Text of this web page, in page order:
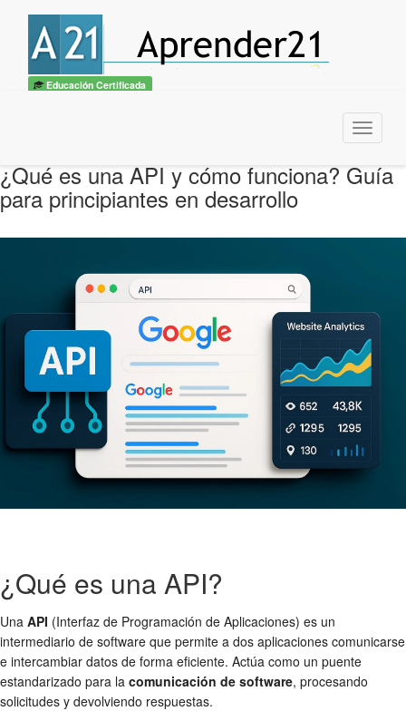
Educación Certificada
Menu
¿Qué es una API y cómo funciona? Guía
para principiantes en desarrollo
¿Qué es una API?
Una API (Interfaz de Programación de Aplicaciones) es un
intermediario de software que permite a dos aplicaciones comunicarse
e intercambiar datos de forma eficiente. Actúa como un puente
estandarizado para la comunicación de software, procesando
solicitudes y devolviendo respuestas.